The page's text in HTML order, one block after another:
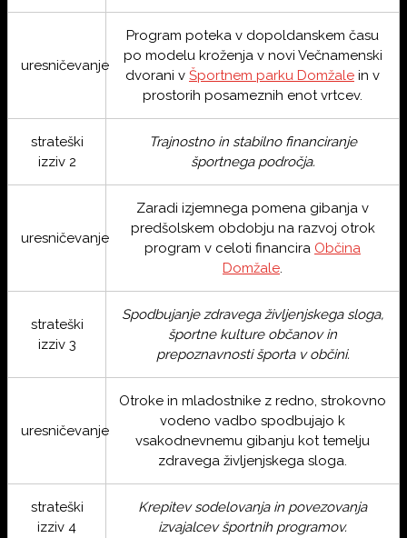
uresničevanje
Program poteka v dopoldanskem času
po modelu kroženja v novi Večnamenski
dvorani v Športnem parku Domžale in v
prostorih posameznih enot vrtcev.
strateški
izziv 2
Trajnostno in stabilno financiranje
športnega področja.
uresničevanje
Zaradi izjemnega pomena gibanja v
predšolskem obdobju na razvoj otrok
program v celoti financira Občina
Domžale.
strateški
izziv 3
Spodbujanje zdravega življenjskega sloga,
športne kulture občanov in
prepoznavnosti športa v občini.
uresničevanje
Otroke in mladostnike z redno, strokovno
vodeno vadbo spodbujajo k
vsakodnevnemu gibanju kot temelju
zdravega življenjskega sloga.
strateški
izziv 4
Krepitev sodelovanja in povezovanja
izvajalcev športnih programov.